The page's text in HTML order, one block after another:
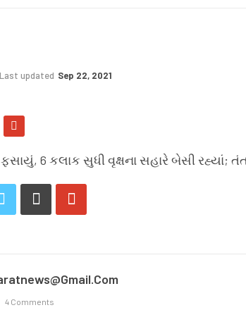
Last updated Sep 22, 2021
6 કલાક સુધી વૃક્ષના સહારે બેસી રહ્યાં;
4 Comments